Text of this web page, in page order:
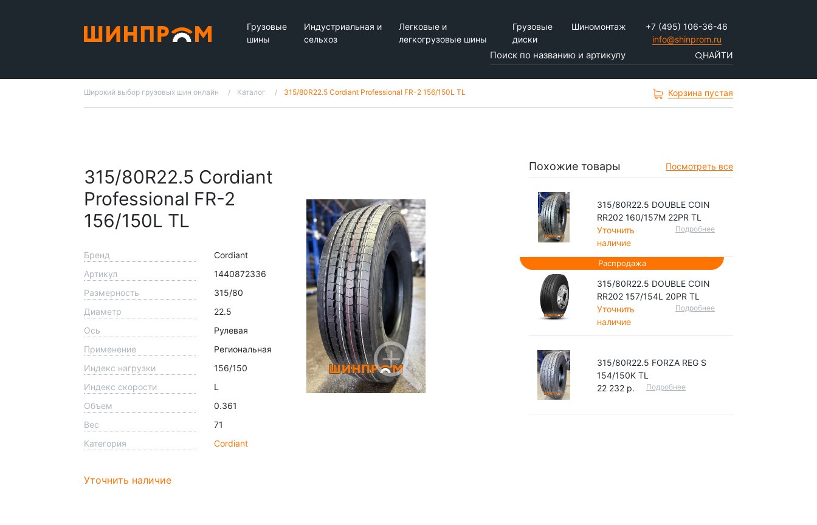
Грузовые
шины
Индустриальная и
сельхоз
Легковые и
легкогрузовые шины
Грузовые
диски
Шиномонтаж
+7 (495) 106-36-46
info@shinprom.ru
НАЙТИ
Широкий выбор грузовых шин онлайн Каталог 315/80R22.5 Cordiant Professional FR-2 156/150L TL Корзина пустая
315/80R22.5 Cordiant
Professional FR-2
156/150L TL
Бренд
Cordiant
Артикул
1440872336
Размерность
315/80
Диаметр
22.5
Ось
Рулевая
Применение
Региональная
Индекс нагрузки
156/150
Индекс скорости
L
Объем
0.361
Вес
71
Категория
Cordiant
Уточнить наличие
Похожие товары Посмотреть все
315/80R22.5 DOUBLE COIN
RR202 160/157M 22PR TL
Уточнить
наличие
Подробнее
Распродажа
315/80R22.5 DOUBLE COIN
RR202 157/154L 20PR TL
Уточнить
наличие
Подробнее
315/80R22.5 FORZA REG S
154/150K TL
22 232 р.
Подробнее